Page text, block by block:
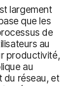
largement
que les
de
au
productivité,
au
du réseau, et